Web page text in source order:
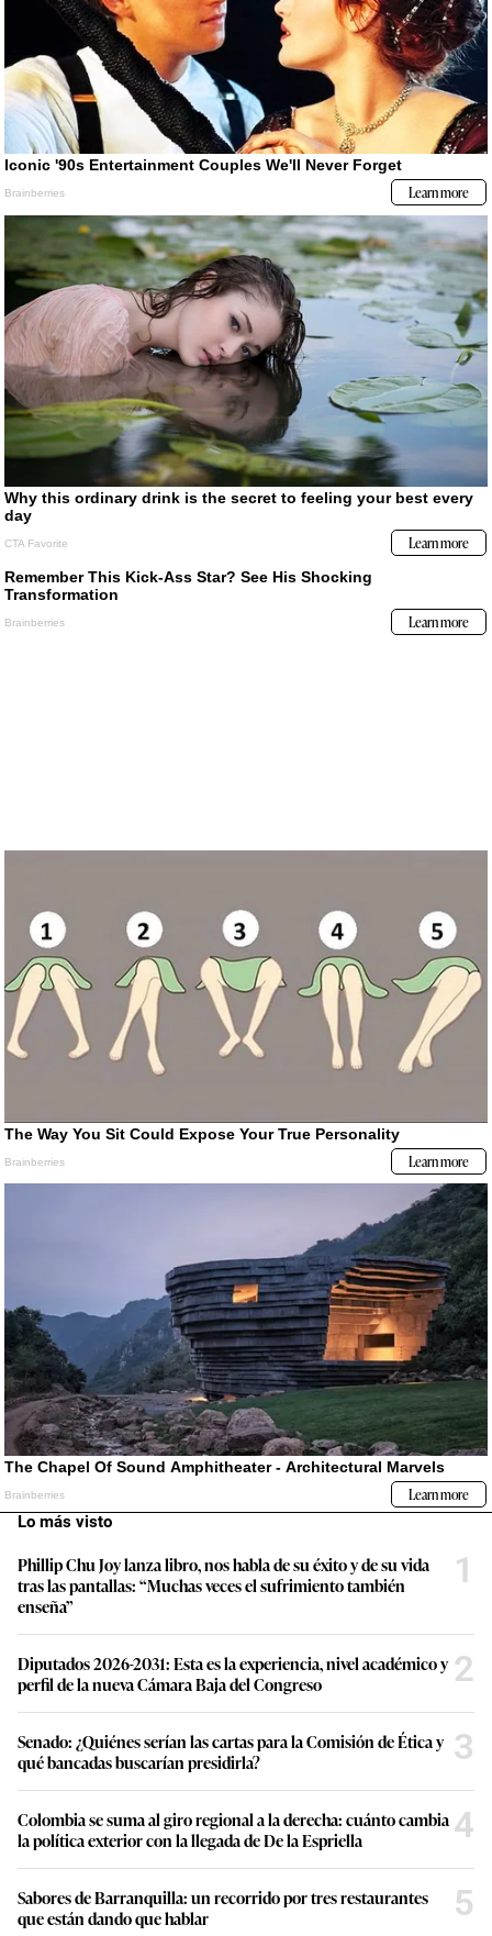
Lo más visto
Phillip Chu Joy lanza libro, nos habla de su éxito y de su vida
tras las pantallas: “Muchas veces el sufrimiento también
enseña”
1
Diputados 2026-2031: Esta es la experiencia, nivel académico y
perfil de la nueva Cámara Baja del Congreso
2
Senado: ¿Quiénes serían las cartas para la Comisión de Ética y
qué bancadas buscarían presidirla?
3
Colombia se suma al giro regional a la derecha: cuánto cambia
la política exterior con la llegada de De la Espriella
4
Sabores de Barranquilla: un recorrido por tres restaurantes
que están dando que hablar
5